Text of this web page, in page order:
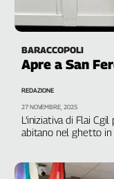
BARACCOPOLI
Apre a San
L’iniziativa di Flai
abitano nel ghetto in
REDAZIONE
27 NOVEMBRE, 2025